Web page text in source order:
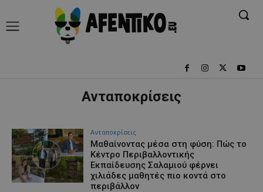
Ανταποκρίσεις
Ανταποκρίσεις
Μαθαίνοντας μέσα στη φύση: Πώς το
Κέντρο Περιβαλλοντικής
Εκπαίδευσης Σαλαμιού φέρνει
χιλιάδες μαθητές πιο κοντά στο
περιβάλλον